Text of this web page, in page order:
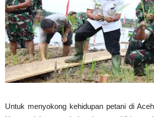
Untuk menyokong kehidupan petani di